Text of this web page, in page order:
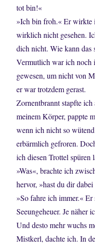
tot bin!«
»Ich bin froh.« Er
wirklich nicht gesehen.
dich nicht. Wie kann das
Vermutlich war ich noch
gewesen, um nicht von
er war trotzdem gerast.
Zornentbrannt stapfte
meinem Körper, pappte
wenn ich nicht so
erbärmlich gefroren.
ich diesen Trottel spüren
»Was«, brachte ich
hervor, »hast du dir
»So fahre ich immer.«
Seeungeheuer. Je näher
Und desto mehr wuchs
Mistkerl, dachte ich. In